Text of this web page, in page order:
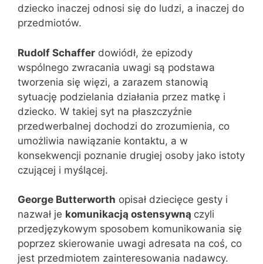
dziecko inaczej odnosi się do ludzi, a inaczej do
przedmiotów.
Rudolf Schaffer dowiódł, że epizody
wspólnego zwracania uwagi są podstawa
tworzenia się więzi, a zarazem stanowią
sytuację podzielania działania przez matkę i
dziecko. W takiej syt na płaszczyźnie
przedwerbalnej dochodzi do zrozumienia, co
umożliwia nawiązanie kontaktu, a w
konsekwencji poznanie drugiej osoby jako istoty
czującej i myślącej.
George Butterworth opisał dziecięce gesty i
nazwał je komunikacją ostensywną czyli
przedjęzykowym sposobem komunikowania się
poprzez skierowanie uwagi adresata na coś, co
jest przedmiotem zainteresowania nadawcy.